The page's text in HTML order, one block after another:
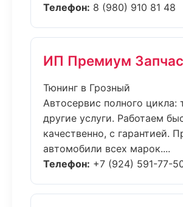
Телефон: 8 (980) 910 81 48
ИП Премиум
Тюнинг в Грозный
Автосервис полного цикла:
другие услуги. Работаем
качественно, с гарантией.
автомобили всех марок....
Телефон: +7 (924) 591-77-